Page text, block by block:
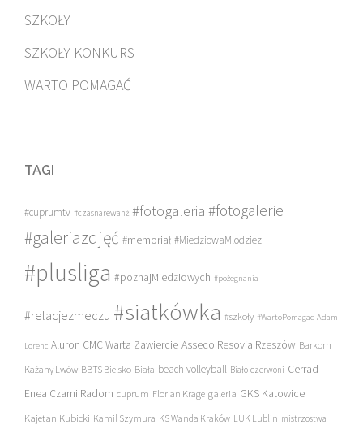
SZKOŁY
SZKOŁY KONKURS
WARTO POMAGAĆ
TAGI
#cuprumtv #czasnarewanż #fotogaleria #fotogalerie
#galeriazdjęć #memoriał #MiedziowaMlodziez
#plusliga #poznajMiedziowych #pożegnania
#relacjezmeczu #siatkówka #szkoły #WartoPomagac Adam
Lorenc Aluron CMC Warta Zawiercie Asseco Resovia Rzeszów Barkom
Każany Lwów BBTS Bielsko-Biała beach volleyball Biało-czerwoni Cerrad
Enea Czarni Radom cuprum Florian Krage galeria GKS Katowice
Kajetan Kubicki Kamil Szymura KS Wanda Kraków LUK Lublin mistrzostwa